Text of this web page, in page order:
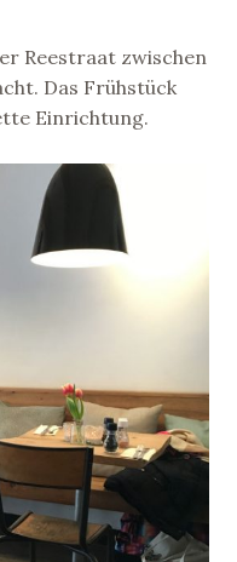
Reestraat zwischen
Das Frühstück
Einrichtung.